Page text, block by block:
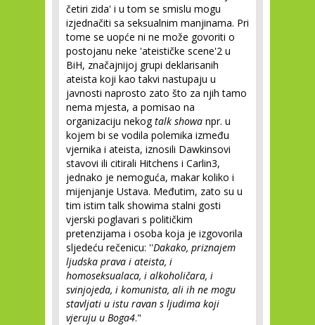
četiri zida' i u tom se smislu mogu
izjednačiti sa seksualnim manjinama. Pri
tome se uopće ni ne može govoriti o
postojanu neke 'ateističke scene'2 u
BiH, značajnijoj grupi deklarisanih
ateista koji kao takvi nastupaju u
javnosti naprosto zato što za njih tamo
nema mjesta, a pomisao na
organizaciju nekogtalk showa npr. u
kojem bi se vodila polemika između
vjernika i ateista, iznosili Dawkinsovi
stavovi ili citirali Hitchens i Carlin3,
jednako je nemoguća, makar koliko i
mijenjanje Ustava. Međutim, zato su u
tim istim talk showima stalni gosti
vjerski poglavari s političkim
pretenzijama i osoba koja je izgovorila
sljedeću rečenicu: ''Dakako, priznajem
ljudska prava i ateista, i
homoseksualaca, i alkoholičara, i
svinjojeda, i komunista, ali ih ne mogu
stavljati u istu ravan s ljudima koji
vjeruju u Boga4."